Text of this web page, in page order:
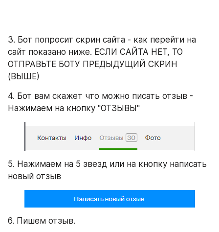
3. Бот попросит скрин сайта - как перейти на
сайт показано ниже. ЕСЛИ САЙТА НЕТ, ТО
ОТПРАВЬТЕ БОТУ ПРЕДЫДУЩИЙ СКРИН
(ВЫШЕ)
4. Бот вам скажет что можно писать отзыв -
Нажимаем на кнопку "ОТЗЫВЫ"
5. Нажимаем на 5 звезд или на кнопку написать
новый отзыв
6. Пишем отзыв.